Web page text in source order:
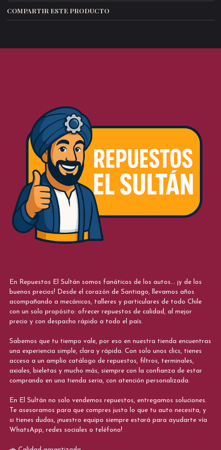
COMPARTIR ESTE PRODUCTO
En Repuestos El Sultán somos fanáticos de los autos... ¡y de los
buenos precios! Desde el corazón de Santiago, llevamos años
acompañando a mecánicos, talleres y particulares de todo Chile
con un solo propósito: ofrecer repuestos de calidad, al mejor
precio y con despacho rápido a todo el país.
Sabemos que tu tiempo vale, por eso en nuestra tienda encuentras
una experiencia simple, clara y rápida. Con solo unos clics, tienes
acceso a un amplio catálogo de repuestos, filtros, terminales,
axiales, bieletas y mucho más, siempre con la confianza de estar
comprando en una tienda seria, con atención personalizada.
En El Sultán no solo vendemos repuestos, entregamos soluciones.
Te asesoramos para que compres justo lo que tu auto necesita, y
si tienes dudas, ¡nuestro equipo siempre estará para ayudarte vía
WhatsApp, redes sociales o teléfono!